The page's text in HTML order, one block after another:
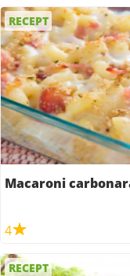
RECEPT
Macaroni
4
RECEPT